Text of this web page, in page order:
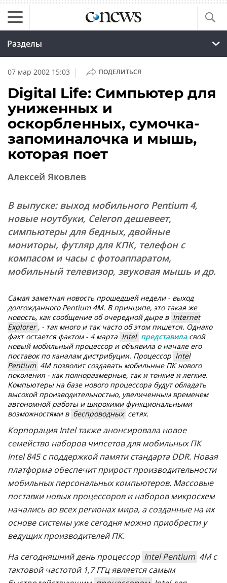
Разделы
07 мар 2002 15:03 | ПОДЕЛИТЬСЯ
Digital Life: Симпьютер для
униженных и
оскорбленных, сумочка-
запоминалочка и мышь,
которая поет
Алексей Яковлев
В выпуске: выход мобильного Pentium 4,
новые ноутбуки, Celeron дешевеет,
симпьютеры для бедных, двойные
мониторы, футляр для КПК, телефон с
компасом и часы с фотоаппаратом,
мобильный телевизор, звуковая мышь и др.
Самая заметная новость прошедшей недели - выход
долгожданного Pentium 4M. В принципе, это такая же
новость, как сообщение об очередной дыре в Internet
Explorer , - так много и так часто об этом пишется. Однако
факт остается фактом - 4 марта Intel представиласвой
новый мобильный процессор и объявила о начале его
поставок по каналам дистрибуции. Процессор Intel
Pentium 4M позволит создавать мобильные ПК нового
поколения - как полноразмерные, так и тонкие и легкие.
Компьютеры на базе нового процессора будут обладать
высокой производительностью, увеличенным временем
автономной работы и широкими функциональными
возможностями в беспроводных сетях.
Корпорация Intel также анонсировала новое
семейство наборов чипсетов для мобильных ПК
Intel 845 с поддержкой памяти стандарта DDR. Новая
платформа обеспечит прирост производительности
мобильных персональных компьютеров. Массовые
поставки новых процессоров и наборов микросхем
начались во всех регионах мира, а созданные на их
основе системы уже сегодня можно приобрести у
ведущих производителей ПК.
На сегодняшний день процессор Intel Pentium 4M с
тактовой частотой 1,7 ГГц является самым